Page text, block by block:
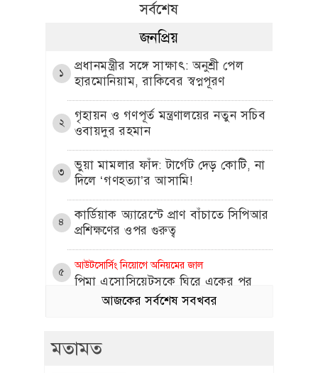
সর্বশেষ
জনপ্রিয়
১
প্রধানমন্ত্রীর সঙ্গে সাক্ষাৎ: অনুশ্রী পেল
হারমোনিয়াম, রাকিবের স্বপ্নপূরণ
২
গৃহায়ন ও গণপূর্ত মন্ত্রণালয়ের নতুন সচিব
ওবায়দুর রহমান
৩
​ভুয়া মামলার ফাঁদ: টার্গেট দেড় কোটি, না
দিলে ‘গণহত্যা’র আসামি!
৪
কার্ডিয়াক অ্যারেস্টে প্রাণ বাঁচাতে সিপিআর
প্রশিক্ষণের ওপর গুরুত্ব
৫
আউটসোর্সিং নিয়োগে অনিয়মের জাল
পিমা এসোসিয়েটসকে ঘিরে একের পর
এক অভিযোগ
ক্রিকেটার ব্রেট লি
আজকের সর্বশেষ সবখবর
মতামত